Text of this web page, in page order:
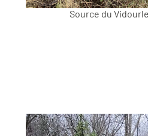
Source du